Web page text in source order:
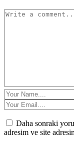
Daha sonraki
adresim ve site